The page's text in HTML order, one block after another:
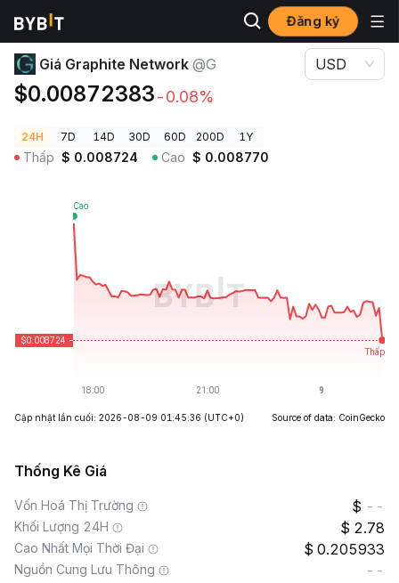
Đăng ký
Giá Tiền Điện Tử Giá Graphite Network @G
Giá Graphite Network @G
$0.00872383-0.08%
USD
24H 7D 14D 30D 60D 200D 1Y
Thấp $ 0.008724 Cao $ 0.008770
Cập nhật lần cuối: 2026-08-09 01:45:36 (UTC+0) Source of data: CoinGecko
Thống Kê Giá
Vốn Hoá Thị Trường --
Khối Lượng 24H 2.78
Cao Nhất Mọi Thời Đại 0.205933
Nguồn Cung Lưu Thông --